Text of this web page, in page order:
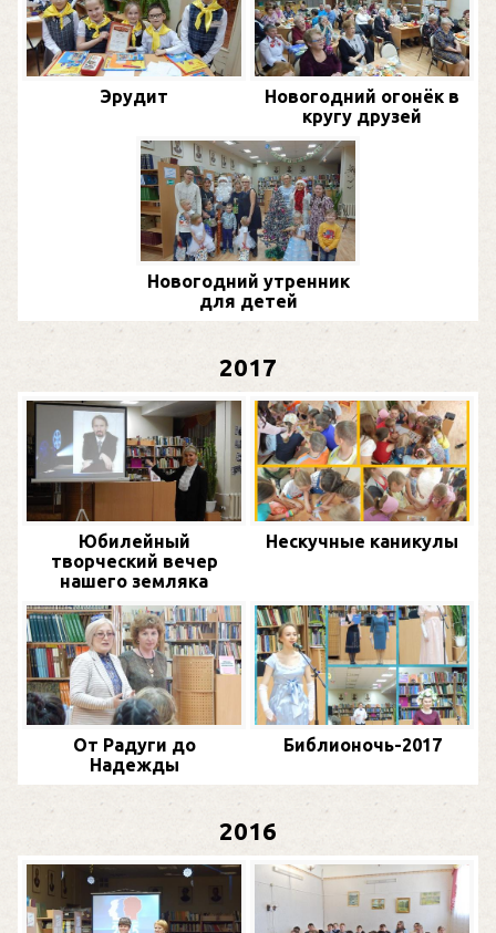
Эрудит
Новогодний огонёк в
кругу друзей
Новогодний утренник
для детей
2017
Юбилейный
творческий вечер
нашего земляка
Нескучные каникулы
От Радуги до
Надежды
Библионочь-2017
2016